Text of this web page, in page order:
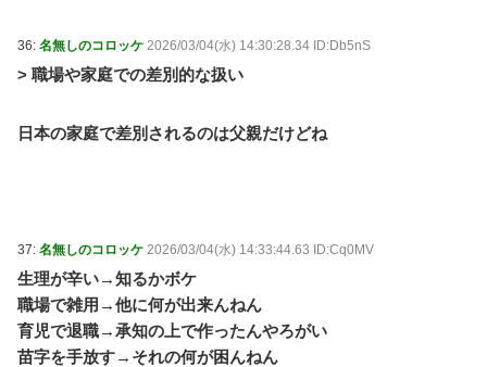
36: 名無しのコロッケ 2026/03/04(水) 14:30:28.34 ID:Db5nS
> 職場や家庭での差別的な扱い
日本の家庭で差別されるのは父親だけどね
37: 名無しのコロッケ 2026/03/04(水) 14:33:44.63 ID:Cq0MV
生理が辛い→知るかボケ
職場で雑用→他に何が出来んねん
育児で退職→承知の上で作ったんやろがい
苗字を手放す→それの何が困んねん